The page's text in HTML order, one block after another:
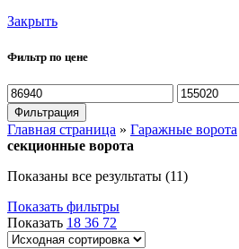
Закрыть
Фильтр по цене
Минимальная
цена
цена
Фильтрация
Главная страница » Гаражные ворота
секционные ворота
Показаны все результаты (11)
Показать фильтры
Показать 18 36 72